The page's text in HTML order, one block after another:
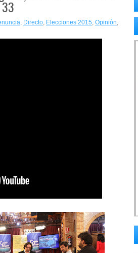
, Directo, Elecciones 2015, Opinión,